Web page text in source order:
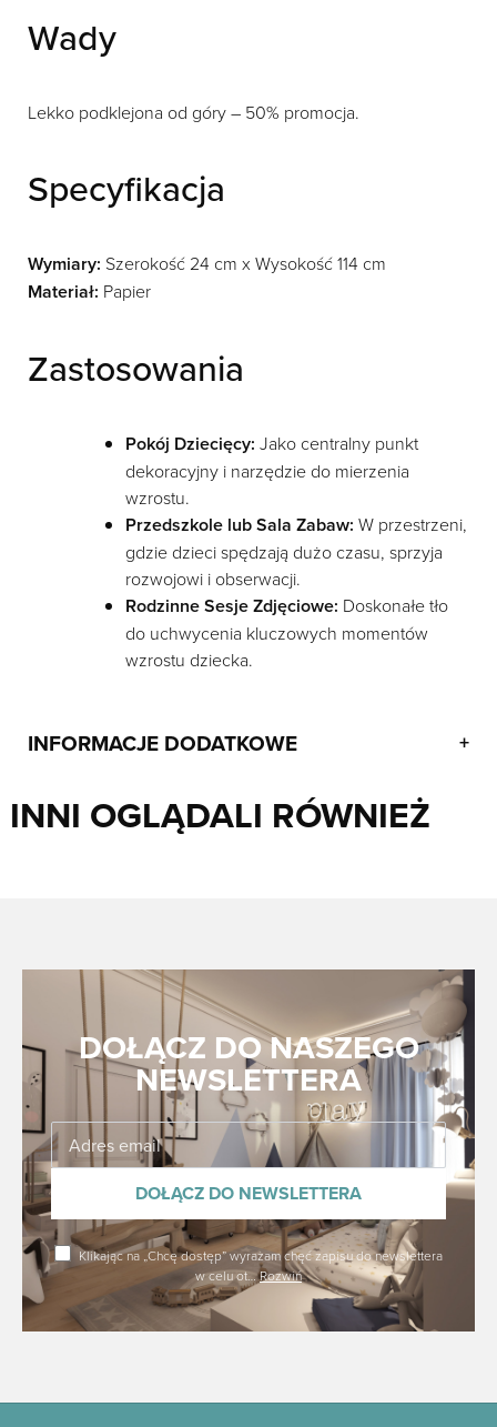
Wady
Lekko podklejona od góry – 50% promocja.
Specyfikacja
Wymiary: Szerokość 24 cm x Wysokość 114 cm
Materiał: Papier
Zastosowania
Pokój Dziecięcy: Jako centralny punkt
dekoracyjny i narzędzie do mierzenia
wzrostu.
Przedszkole lub Sala Zabaw: W przestrzeni,
gdzie dzieci spędzają dużo czasu, sprzyja
rozwojowi i obserwacji.
Rodzinne Sesje Zdjęciowe: Doskonałe tło
do uchwycenia kluczowych momentów
wzrostu dziecka.
INFORMACJE DODATKOWE +
INNI OGLĄDALI RÓWNIEŻ
DOŁĄCZ DO NASZEGO
NEWSLETTERA
DOŁĄCZ DO NEWSLETTERADołącz
Klikając na „Chcę dostęp” wyrażam chęć zapisu do newslettera
w celu ot…Rozwiń